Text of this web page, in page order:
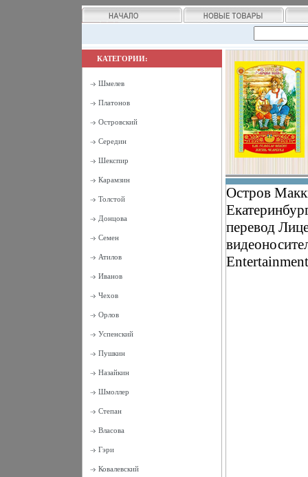
КАТЕГОРИИ:
Шмелев
Платонов
Островский
Середин
Шекспир
Карамзин
Толстой
Донцова
Семен
Атилов
Иванов
Чехов
Орлов
Успенский
Пушкин
Назайкин
Шмоллер
Степан
Власова
Гэри
Ковалевский
Остров
перевод